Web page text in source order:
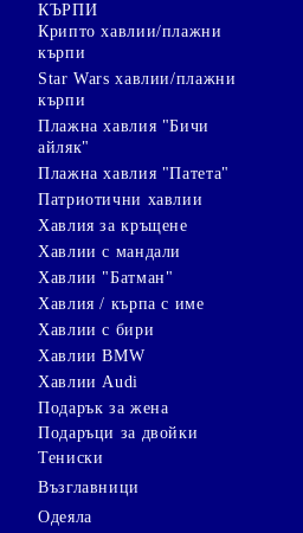
КЪРПИ
Крипто хавлии/плажни
кърпи
Star Wars хавлии/плажни
кърпи
Плажна хавлия "Бичи
айляк"
Плажна хавлия "Патета"
Патриотични хавлии
Хавлия за кръщене
Хавлии с мандали
Хавлии "Батман"
Хавлия / кърпа с име
Хавлии с бири
Хавлии BMW
Хавлии Audi
Подарък за жена
Подаръци за двойки
Тениски
Възглавници
Одеяла